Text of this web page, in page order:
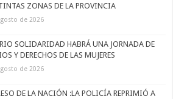
ZONAS DE LA PROVINCIA
de 2026
SOLIDARIDAD HABRÁ UNA JORNADA DE
Y DERECHOS DE LAS MUJERES
de 2026
DE LA NACIÓN :LA POLICÍA REPRIMIÓ A